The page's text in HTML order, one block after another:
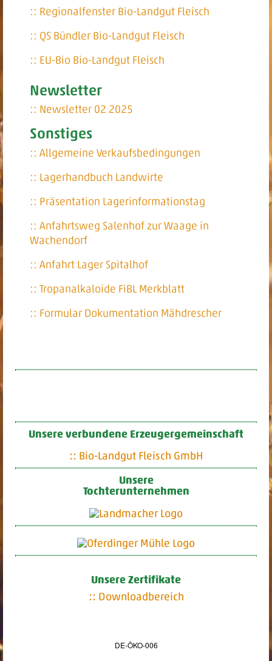
:: Regionalfenster Bio-Landgut Fleisch
:: QS Bündler Bio-Landgut Fleisch
:: EU-Bio Bio-Landgut Fleisch
Newsletter
:: Newsletter 02 2025
Sonstiges
:: Allgemeine Verkaufsbedingungen
:: Lagerhandbuch Landwirte
:: Präsentation Lagerinformationstag
:: Anfahrtsweg Salenhof zur Waage in
Wachendorf
:: Anfahrt Lager Spitalhof
:: Tropanalkaloide FiBL Merkblatt
:: Formular Dokumentation Mähdrescher
Unsere verbundene Erzeugergemeinschaft
:: Bio-Landgut Fleisch GmbH
Unsere
Tochterunternehmen
Unsere Zertifikate
:: Downloadbereich
DE-ÖKO-006